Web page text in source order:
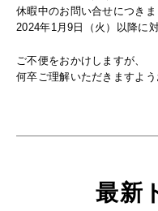
休暇中のお問い合せにつきま
2024年1月9日（火）以降に
ご不便をおかけしますが、
何卒ご理解いただきますよう
最新